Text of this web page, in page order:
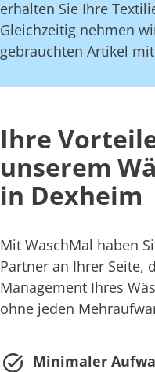
erhalten Sie Ihre
Gleichzeitig nehmen
gebrauchten Artikel
Ihre
unserem
in Dexheim
Mit WaschMal haben
Partner an Ihrer Seite,
Management Ihres
ohne jeden
Minimaler